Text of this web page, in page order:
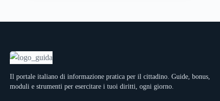
Il portale italiano di informazione pratica per il cittadino. Guide, bonus,
moduli e strumenti per esercitare i tuoi diritti, ogni giorno.